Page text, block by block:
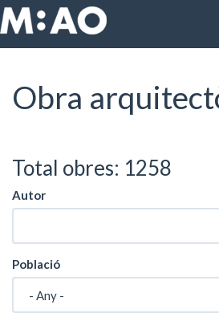
Vés al contingut
Inici Obres
Obra
Total obres: 1258
Autor
Població